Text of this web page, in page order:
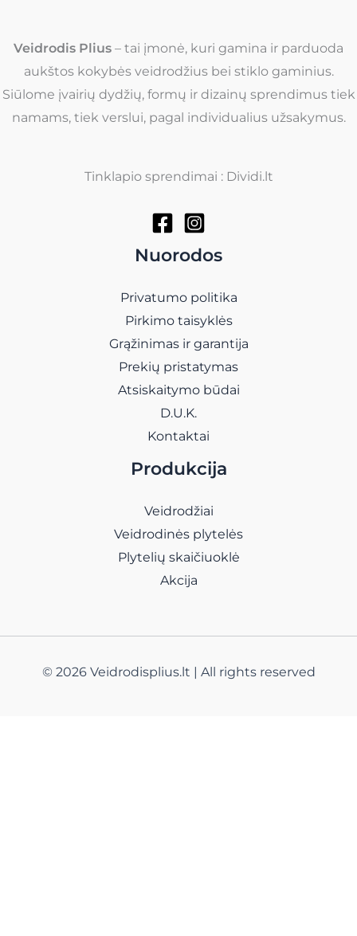
Veidrodis Plius – tai įmonė, kuri gamina ir parduoda
aukštos kokybės veidrodžius bei stiklo gaminius.
Siūlome įvairių dydžių, formų ir dizainų sprendimus tiek
namams, tiek verslui, pagal individualius užsakymus.
Tinklapio sprendimai : Dividi.lt
Nuorodos
Privatumo politika
Pirkimo taisyklės
Grąžinimas ir garantija
Prekių pristatymas
Atsiskaitymo būdai
D.U.K.
Kontaktai
Produkcija
Veidrodžiai
Veidrodinės plytelės
Plytelių skaičiuoklė
Akcija
© 2026 Veidrodisplius.lt | All rights reserved